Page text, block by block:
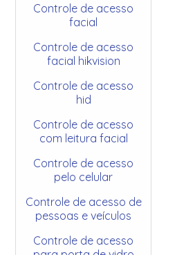
Controle de acesso
facial
Controle de acesso
facial hikvision
Controle de acesso
hid
Controle de acesso
com leitura facial
Controle de acesso
pelo celular
Controle de acesso de
pessoas e veículos
Controle de acesso